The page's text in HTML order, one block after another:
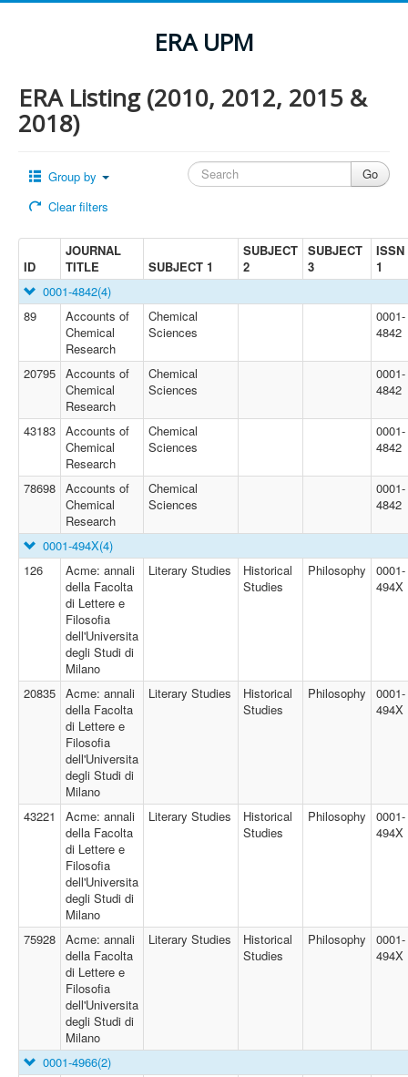
ERA UPM
ERA Listing (2010, 2012, 2015 &
2018)
Group by
Clear filters
ID
JOURNAL
TITLE
SUBJECT 1
SUBJECT
2
SUBJECT
3
ISSN
1
0001-4842(4)
89
Accounts of
Chemical
Research
Chemical
Sciences
0001-
4842
20795 Accounts of
Chemical
Research
Chemical
Sciences
0001-
4842
43183 Accounts of
Chemical
Research
Chemical
Sciences
0001-
4842
78698 Accounts of
Chemical
Research
Chemical
Sciences
0001-
4842
0001-494X(4)
126
Acme: annali
della Facolta
di Lettere e
Filosofia
dell'Universita
degli Studi di
Milano
Literary Studies
Historical
Studies
Philosophy
0001-
494X
20835 Acme: annali
della Facolta
di Lettere e
Filosofia
dell'Universita
degli Studi di
Milano
Literary Studies
Historical
Studies
Philosophy
0001-
494X
43221
Acme: annali
della Facolta
di Lettere e
Filosofia
dell'Universita
degli Studi di
Milano
Literary Studies
Historical
Studies
Philosophy
0001-
494X
75928 Acme: annali
della Facolta
di Lettere e
Filosofia
dell'Universita
degli Studi di
Milano
Literary Studies
Historical
Studies
Philosophy
0001-
494X
0001-4966(2)